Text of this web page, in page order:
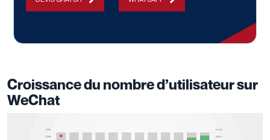
Croissance du nombre d’utilisateur sur
WeChat